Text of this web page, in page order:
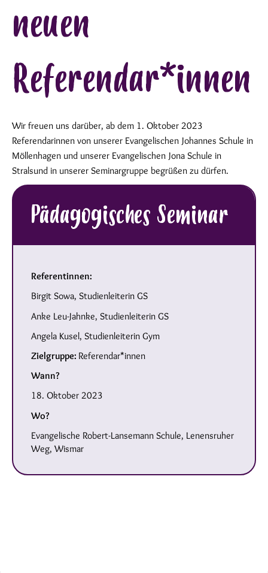
neuen
Referendar*innen
Wir freuen uns darüber, ab dem 1. Oktober 2023
Referendarinnen von unserer Evangelischen Johannes Schule in
Möllenhagen und unserer Evangelischen Jona Schule in
Stralsund in unserer Seminargruppe begrüßen zu dürfen.
Pädagogisches Seminar
Referentinnen:
Birgit Sowa, Studienleiterin GS
Anke Leu-Jahnke, Studienleiterin GS
Angela Kusel, Studienleiterin Gym
Zielgruppe: Referendar*innen
Wann?
18. Oktober 2023
Wo?
Evangelische Robert-Lansemann Schule, Lenensruher
Weg, Wismar